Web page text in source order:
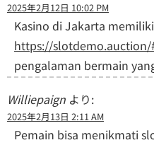
2025年2月12日 10:02 PM
Kasino di Jakarta
https://slotdemo.auction/
pengalaman bermain
Williepaign より:
2025年2月13日 2:11 AM
Pemain bisa menikmati